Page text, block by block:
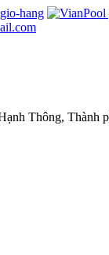
Thông, Thành